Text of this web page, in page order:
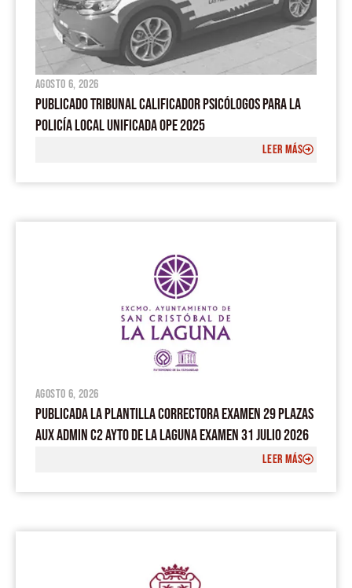
agosto 6, 2026
PUBLICADO TRIBUNAL CALIFICADOR PSICÓLOGOS PARA LA
POLICÍA LOCAL UNIFICADA OPE 2025
LEER MÁS
agosto 6, 2026
PUBLICADA LA PLANTILLA CORRECTORA EXAMEN 29 PLAZAS
AUX ADMIN C2 AYTO DE LA LAGUNA EXAMEN 31 JULIO 2026
LEER MÁS